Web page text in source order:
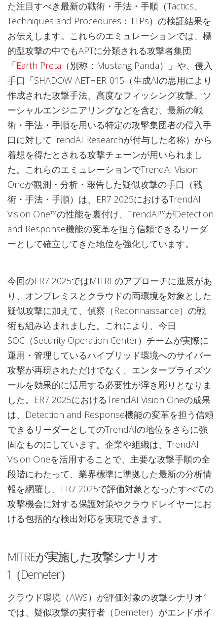
た注目すべき最新の戦術・手法・手順（Tactics、
Techniques and Procedures：TTPs）の検証結果を
お伝えします。これらのエミュレーションでは、標
的型攻撃の中でもAPTに分類される攻撃者集団
「Earth Preta （別称：Mustang Panda）」や、侵入
手口「SHADOW-AETHER-015（生成AIの悪用により
作成された攻撃手法、高度なフィッシング攻撃、ソ
ーシャルエンジニアリングなどを含む、最新の戦
術・手法・手順を用いる特定の攻撃集団者の侵入手
口に対してTrendAI Researchが付与した名称）から
着想を得たとされる攻撃チェーンが用いられまし
た。これらのエミュレーションでTrendAI Vision
Oneが観測・分析・報告した疑似攻撃の手口（戦
術・手法・手順）は、ER7 2025におけるTrendAI
Vision One™の性能を裏付け、TrendAI™がDetection
and Response機能の変革を担う信頼できるリーダ
ーとして確立してきた地位を強化しています。
今回のER7 2025ではMITREのアプローチに進展があ
り、オンプレミスとクラウドの両環境を対象とした
疑似攻撃に加えて、偵察（Reconnaissance）の戦
術も組み込まれました。これにより、今日
SOC（Security Operation Center）チームが実際に
運用・管理しているハイブリッド環境へのサイバー
攻撃が再現されただけでなく、エンタープライズツ
ールを効果的に活用する必要性が浮き彫りとなりま
した。ER7 2025におけるTrendAI Vision Oneの成果
は、Detection and Response機能の変革を担う信頼
できるリーダーとしてのTrendAIの地位をさらに強
固なものにしています。企業や組織は、TrendAI
Vision Oneを活用することで、主要な攻撃手順の全
段階にわたって、業界標準に準拠した最新の分析情
報を網羅し、ER7 2025で評価対象となったすべての
攻撃機会に対する保護対策やクラウドレイヤーにお
ける包括的な検出対応を実現できます。
MITREが実施した攻撃シナリオ
1（Demeter）
クラウド環境（AWS）が評価対象の攻撃シナリオ1
では、疑似攻撃の実行者（Demeter）がエンドポイ